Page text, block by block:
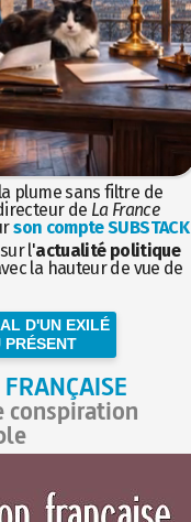
la plume sans filtre de
de La France
son compte SUBSTACK
l'actualité politique
la hauteur de vue de
D'UN EXILÉ
PRÉSENT
conspiration